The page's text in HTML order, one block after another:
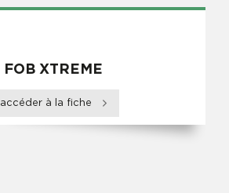
FOB XTREME
accéder à la fiche